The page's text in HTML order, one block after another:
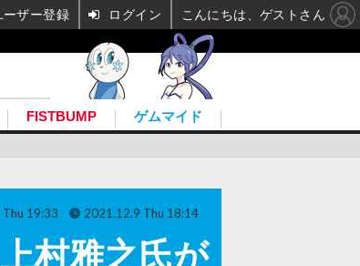
FISTBUMP ゲムマイド
村雅之氏が
19:33 2021.12.9 Thu 18:14
ーザー登録 ログイン こんにちは、ゲストさん